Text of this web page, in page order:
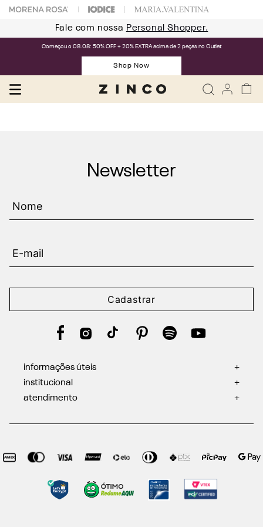
Fale com nossa Personal Shopper.
Começou o 08.08: 50% OFF + 20% EXTRA acima de 2 peças no Outlet
Shop Now
Newsletter
Cadastrar
informações úteis
+
institucional
+
atendimento
+